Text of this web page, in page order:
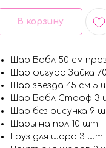
В корзину
Шар Бабл 50 см
Шар фигура Зайка
Шар звезда 45 см 5
Шар Бабл Стафф 3
Шар без рисунка 9
Шары на пол 10 шт.
Груз для шара 3 шт.